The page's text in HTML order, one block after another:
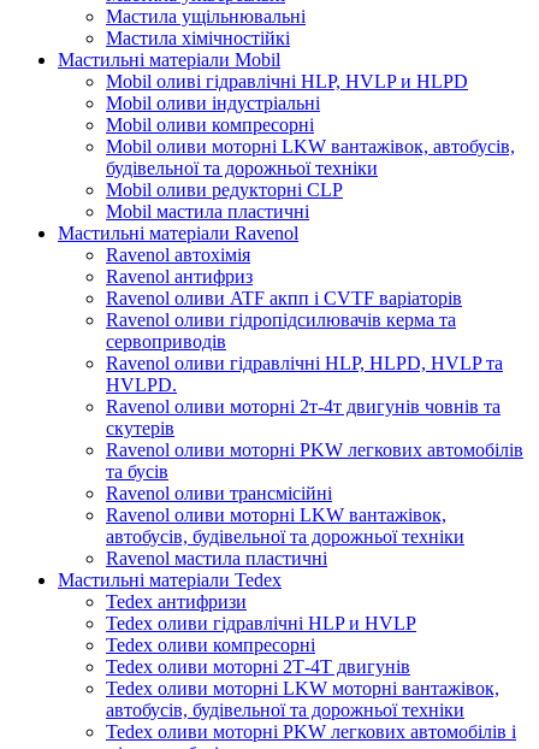
Мастила ущільнювальні
Мастила хімічностійкі
Мастильні матеріали Mobil
Mobil оливі гідравлічні HLP, HVLP и HLPD
Mobil оливи індустріальні
Mobil оливи компресорні
Mobil оливи моторні LKW вантажівок, автобусів,
будівельної та дорожньої техніки
Mobil оливи редукторні CLP
Mobil мастила пластичні
Мастильні матеріали Ravenol
Ravenol автохімія
Ravenol антифриз
Ravenol оливи ATF акпп і CVTF варіаторів
Ravenol оливи гідропідсилювачів керма та
сервоприводів
Ravenol оливи гідравлічні HLP, HLPD, HVLP та
HVLPD.
Ravenol оливи моторні 2т-4т двигунів човнів та
скутерів
Ravenol оливи моторні PKW легкових автомобілів
та бусів
Ravenol оливи трансмісійні
Ravenol оливи моторні LKW вантажівок,
автобусів, будівельної та дорожньої техніки
Ravenol мастила пластичні
Мастильні матеріали Tedex
Tedex антифризи
Tedex оливи гідравлічні HLP и HVLP
Tedex оливи компресорні
Tedex оливи моторні 2Т-4Т двигунів
Tedex оливи моторні LKW моторні вантажівок,
автобусів, будівельної та дорожньої техніки
Tedex оливи моторні PKW легкових автомобілів і